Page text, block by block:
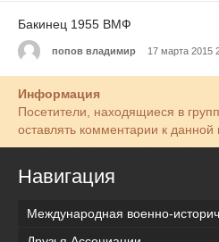
Бакинец 1955 ВМФ
попов владимир 17 марта 2015
Информация
Посетители, находящиеся в
оставлять комментарии к данной
Навигация
Международная военно-